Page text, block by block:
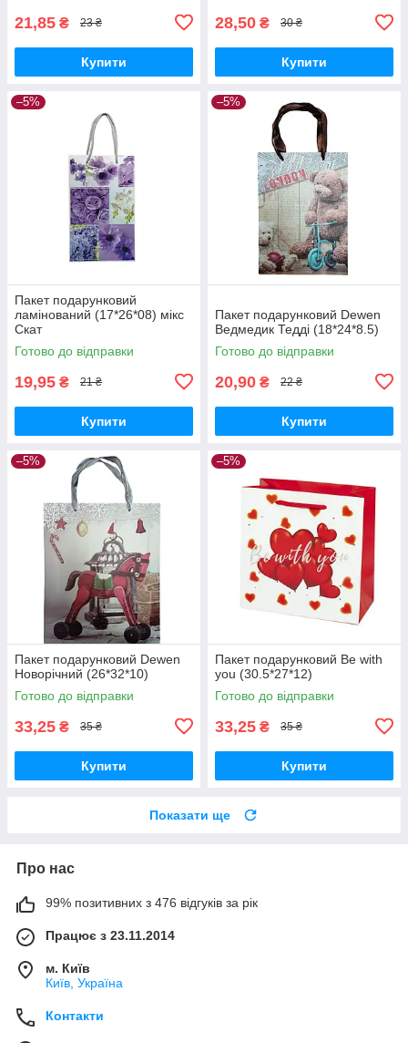
21,85 ₴ 23 ₴
Купити
28,50 ₴ 30 ₴
Купити
–5%
Пакет подарунковий
ламінований (17*26*08) мікс
Скат
Готово до відправки
19,95 ₴ 21 ₴
Купити
–5%
Пакет подарунковий Dewen
Ведмедик Тедді (18*24*8.5)
Готово до відправки
20,90 ₴ 22 ₴
Купити
–5%
Пакет подарунковий Dewen
Новорічний (26*32*10)
Готово до відправки
33,25 ₴ 35 ₴
Купити
–5%
Пакет подарунковий Be with
you (30.5*27*12)
Готово до відправки
33,25 ₴ 35 ₴
Купити
Показати ще
Про нас
99% позитивних з 476 відгуків за рік
Працює з 23.11.2014
м. Київ
Київ, Україна
Контакти